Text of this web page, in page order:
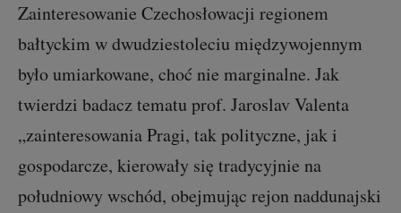
Zainteresowanie Czechosłowacji regionem
bałtyckim w dwudziestoleciu międzywojennym
było umiarkowane, choć nie marginalne. Jak
twierdzi badacz tematu prof. Jaroslav Valenta
„zainteresowania Pragi, tak polityczne, jak i
gospodarcze, kierowały się tradycyjnie na
południowy wschód, obejmując rejon naddunajski